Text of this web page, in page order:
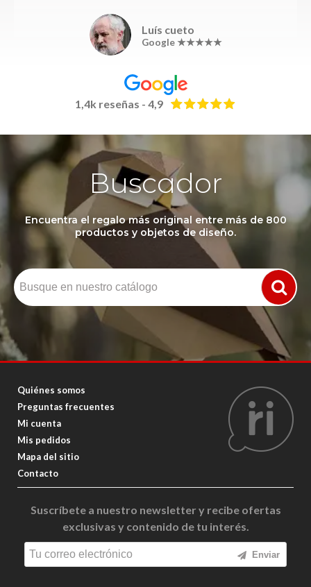
Luís cueto
Google ★★★★★
1,4k reseñas - 4,9
Buscador
Encuentra el regalo más original entre más de 800
productos y objetos de diseño.
Quiénes somos
Preguntas frecuentes
Mi cuenta
Mis pedidos
Mapa del sitio
Contacto
Suscríbete a nuestro newsletter y recibe ofertas
exclusivas y contenido de tu interés.
Enviar